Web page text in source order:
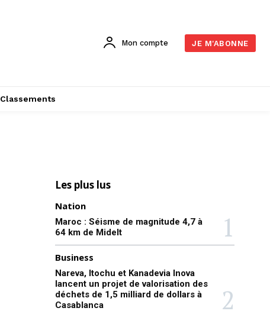
Mon compte JE M'ABONNE
Classements
Les plus lus
Nation
Maroc : Séisme de magnitude 4,7 à
64 km de Midelt
Business
Nareva, Itochu et Kanadevia Inova
lancent un projet de valorisation des
déchets de 1,5 milliard de dollars à
Casablanca